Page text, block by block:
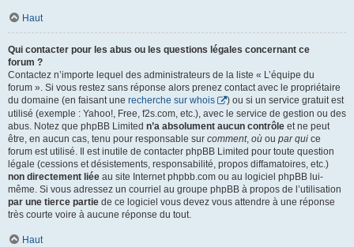
Haut
Qui contacter pour les abus ou les questions légales concernant ce
forum ?
Contactez n’importe lequel des administrateurs de la liste « L’équipe du
forum ». Si vous restez sans réponse alors prenez contact avec le propriétaire
du domaine (en faisant une recherche sur whois
) ou si un service gratuit est
utilisé (exemple : Yahoo!, Free, f2s.com, etc.), avec le service de gestion ou des
abus. Notez que phpBB Limited n’a absolument aucun contrôle et ne peut
être, en aucun cas, tenu pour responsable sur comment, où ou par qui ce
forum est utilisé. Il est inutile de contacter phpBB Limited pour toute question
légale (cessions et désistements, responsabilité, propos diffamatoires, etc.)
non directement liée au site Internet phpbb.com ou au logiciel phpBB lui-
même. Si vous adressez un courriel au groupe phpBB à propos de l’utilisation
par une tierce partie de ce logiciel vous devez vous attendre à une réponse
très courte voire à aucune réponse du tout.
Haut